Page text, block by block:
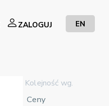
ZALOGUJ EN
Kolejność wg.
Ceny